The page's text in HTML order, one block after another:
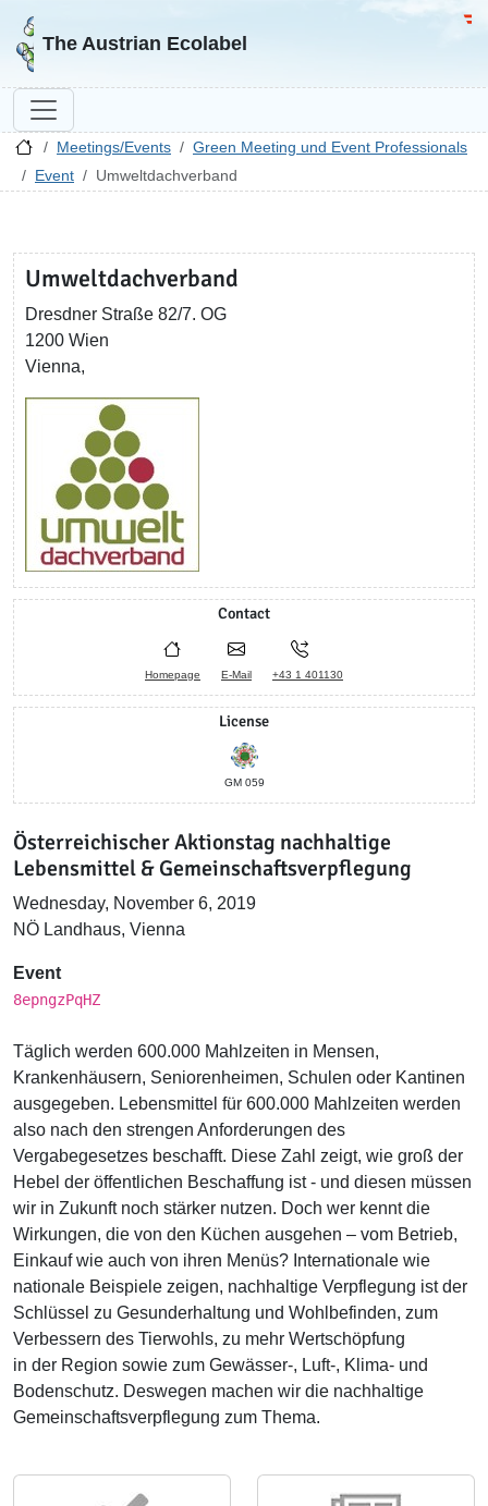
Go to homepage
The Austrian Ecolabel
Meetings/Events
Green Meeting und Event Professionals
Event
Umweltdachverband
Umweltdachverband
Dresdner Straße 82/7. OG
1200 Wien
Vienna,
Contact
Homepage E-Mail +43 1 401130
License
GM 059
Österreichischer Aktionstag nachhaltige
Lebensmittel & Gemeinschaftsverpflegung
Wednesday, November 6, 2019
NÖ Landhaus, Vienna
Event
8epngzPqHZ
Täglich werden 600.000 Mahlzeiten in Mensen,
Krankenhäusern, Seniorenheimen, Schulen oder Kantinen
ausgegeben. Lebensmittel für 600.000 Mahlzeiten werden
also nach den strengen Anforderungen des
Vergabegesetzes beschafft. Diese Zahl zeigt, wie groß der
Hebel der öffentlichen Beschaffung ist - und diesen müssen
wir in Zukunft noch stärker nutzen. Doch wer kennt die
Wirkungen, die von den Küchen ausgehen – vom Betrieb,
Einkauf wie auch von ihren Menüs? Internationale wie
nationale Beispiele zeigen, nachhaltige Verpflegung ist der
Schlüssel zu Gesunderhaltung und Wohlbefinden, zum
Verbessern des Tierwohls, zu mehr Wertschöpfung
in der Region sowie zum Gewässer-, Luft-, Klima- und
Bodenschutz. Deswegen machen wir die nachhaltige
Gemeinschaftsverpflegung zum Thema.